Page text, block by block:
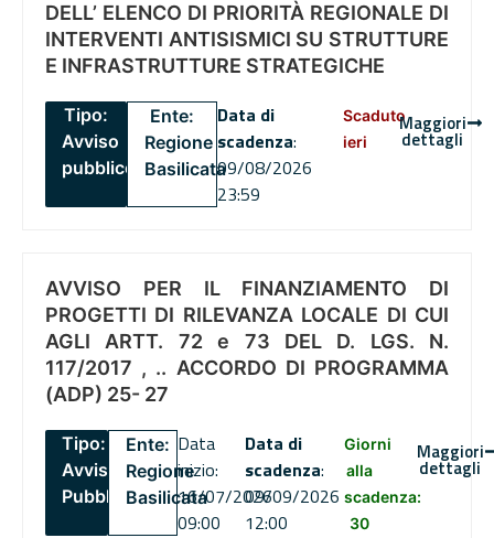
DELL’ ELENCO DI PRIORITÀ REGIONALE DI
INTERVENTI ANTISISMICI SU STRUTTURE
E INFRASTRUTTURE STRATEGICHE
Tipo:
Avviso
pubblico
Ente:
Regione
Basilicata
Data di
scadenza:
09/08/2026
23:59
Scaduto
ieri
Maggiori
dettagli
AVVISO PER IL FINANZIAMENTO DI
PROGETTI DI RILEVANZA LOCALE DI CUI
AGLI ARTT. 72 e 73 DEL D. LGS. N.
117/2017 , .. ACCORDO DI PROGRAMMA
(ADP) 25- 27
Tipo:
Avviso
Pubblico
Ente:
Regione
Basilicata
Data
inizio:
16/07/2026
09:00
Data di
scadenza:
09/09/2026
12:00
Giorni
alla
scadenza:
30
Maggiori
dettagli